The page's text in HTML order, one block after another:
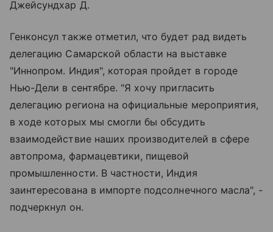
Джейсундхар Д.
Генконсул также отметил, что будет рад видеть
делегацию Самарской области на выставке
"Иннопром. Индия", которая пройдет в городе
Нью-Дели в сентябре. "Я хочу пригласить
делегацию региона на официальные мероприятия,
в ходе которых мы смогли бы обсудить
взаимодействие наших производителей в сфере
автопрома, фармацевтики, пищевой
промышленности. В частности, Индия
заинтересована в импорте подсолнечного масла", -
подчеркнул он.